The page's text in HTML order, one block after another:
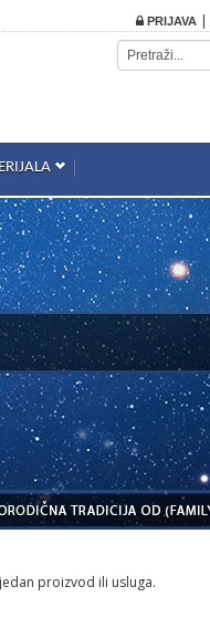
PRIJAVA |
proizvod ili usluga.